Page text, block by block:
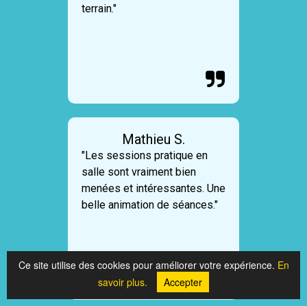
terrain."

Mathieu S.
"Les sessions pratique en
salle sont vraiment bien
menées et intéressantes. Une
belle animation de séances."

Ce site utilise des cookies pour améliorer votre expérience. En
savoir plus.
Accepter